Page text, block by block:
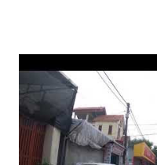
ngõ thông, đường trải
hè rộng 6m. Đất thổ cư,
8m. Hướng: Đông, pháp
có thương lượng với
có nhu cầu mua đất